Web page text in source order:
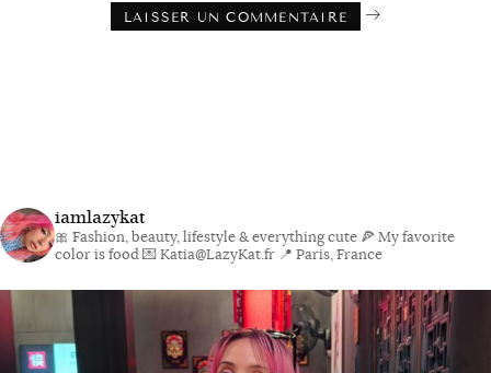
iamlazykat
🎀 Fashion, beauty, lifestyle & everything cute 🍕 My favorite
color is food💌 Katia@LazyKat.fr 📍 Paris, France